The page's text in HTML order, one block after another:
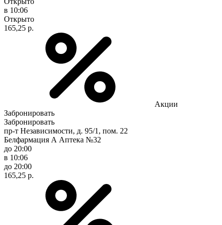
в 10:06
Открыто
165,25 р.
Акции
Забронировать
Забронировать
пр-т Независимости, д. 95/1, пом. 22
Белфармация А Аптека №32
до 20:00
в 10:06
до 20:00
165,25 р.